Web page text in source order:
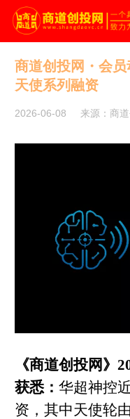
商
商道创投网・会
天使系列融资
2026-06-08 来源：商
《商道创投网》
获悉： 华超神控
资，其中天使轮